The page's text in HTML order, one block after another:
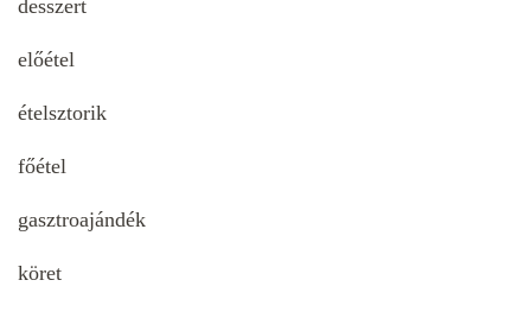
desszert
előétel
ételsztorik
főétel
gasztroajándék
köret